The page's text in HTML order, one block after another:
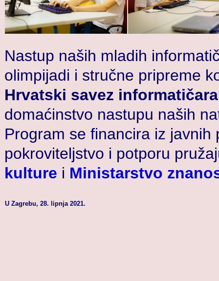
Nastup naših mladih
olimpijadi i stručne pripreme
Hrvatski savez informatičara
domaćinstvo nastupu naših
Program se financira iz
pokroviteljstvo i potporu
kulture i Ministarstvo
U Zagrebu, 28. lipnja 2021.